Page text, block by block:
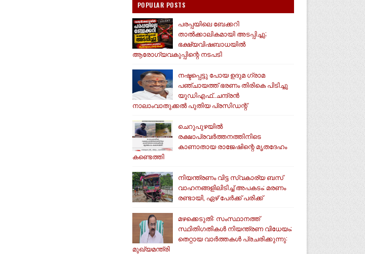
POPULAR POSTS
പരപ്പയിലെ ബേക്കറി
താൽക്കാലികമായി അടപ്പിച്ചു;
ഭക്ഷ്യവിഷബാധയിൽ
ആരോഗ്യവകുപ്പിന്റെ നടപടി
നഷ്ടപ്പെട്ടു പോയ ഉദുമ ഗ്രാമ
പഞ്ചായത്ത് ഭരണം തിരികെ പിടിച്ചു
യുഡിഎഫ്..ചന്ദ്രൻ
നാലാംവാതുക്കൽ പുതിയ പ്രസിഡന്റ്
ചെറുപുഴയിൽ
രക്ഷാപ്രവർത്തനത്തിനിടെ
കാണാതായ രാജേഷിന്റെ മൃതദേഹം
കണ്ടെത്തി
നിയന്ത്രണം വിട്ട സ്വകാര്യ ബസ്
വാഹനങ്ങളിലിടിച്ച് അപകടം; മരണം
രണ്ടായി, ഏഴ് പേർക്ക് പരിക്ക്
മഴക്കെടുതി: സംസ്ഥാനത്ത്
സ്ഥിതിഗതികള്‍ നിയന്ത്രണ വിധേയം;
തെറ്റായ വാര്‍ത്തകള്‍ പ്രചരിക്കുന്നു:
മുഖ്യമന്ത്രി